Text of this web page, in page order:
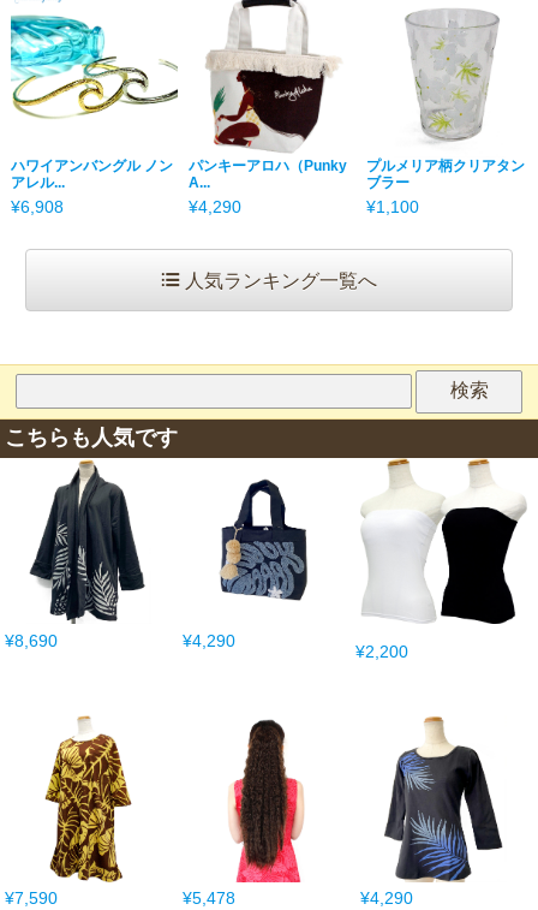
ハワイアンバングル ノン
アレル...
¥6,908
パンキーアロハ（Punky
A...
¥4,290
プルメリア柄クリアタン
ブラー
¥1,100
人気ランキング一覧へ
こちらも人気です
¥8,690 ¥4,290
¥2,200
¥7,590 ¥5,478 ¥4,290